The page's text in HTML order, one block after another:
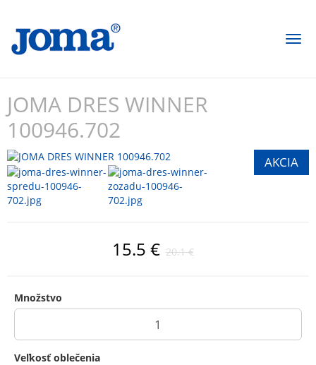
JOMA DRES WINNER
100946.702
15.5 € 20.1 €
Množstvo
Veľkosť oblečenia